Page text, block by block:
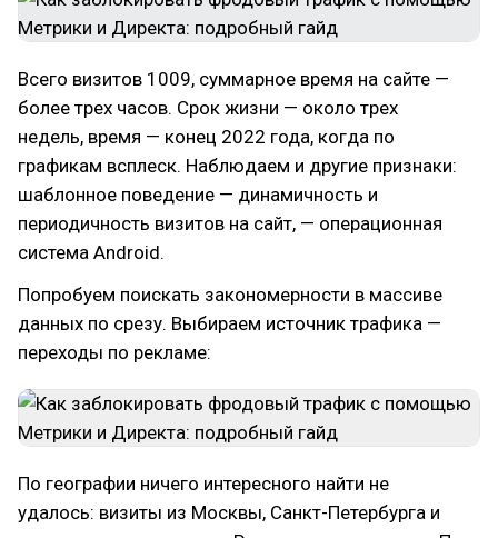
Всего визитов 1009, суммарное время на сайте —
более трех часов. Срок жизни — около трех
недель, время — конец 2022 года, когда по
графикам всплеск. Наблюдаем и другие признаки:
шаблонное поведение — динамичность и
периодичность визитов на сайт, — операционная
система Android.
Попробуем поискать закономерности в массиве
данных по срезу. Выбираем источник трафика —
переходы по рекламе:
По географии ничего интересного найти не
удалось: визиты из Москвы, Санкт-Петербурга и